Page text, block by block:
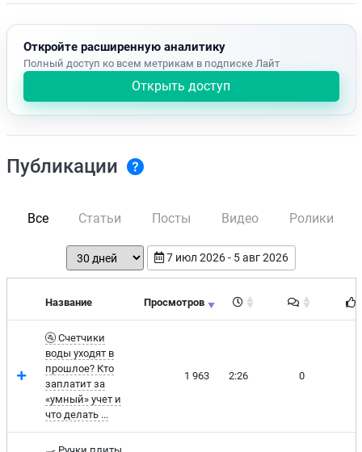
Откройте расширенную аналитику
Полный доступ ко всем метрикам в подписке Лайт
Открыть доступ
Публикации
Все Статьи Посты Видео Ролики
7 июл 2026 - 5 авг 2026
Название Просмотров Время чтения
🚰 Счетчики
воды уходят в
прошлое? Кто
заплатит за
«умный» учет и
что делать ...
1 963 2:26 0